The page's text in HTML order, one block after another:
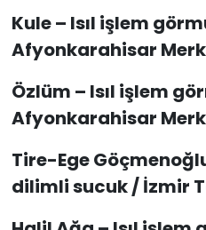
Kule – Isıl işlem
Afyonkarahisar
Özlüm – Isıl işlem
Afyonkarahisar
Tire-Ege
dilimli sucuk / İzmir